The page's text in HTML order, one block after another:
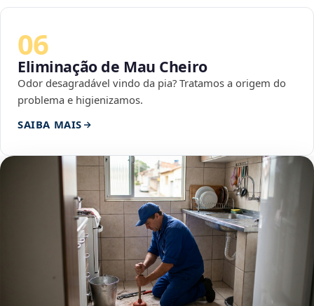
06
Eliminação de Mau Cheiro
Odor desagradável vindo da pia? Tratamos a origem do
problema e higienizamos.
SAIBA MAIS